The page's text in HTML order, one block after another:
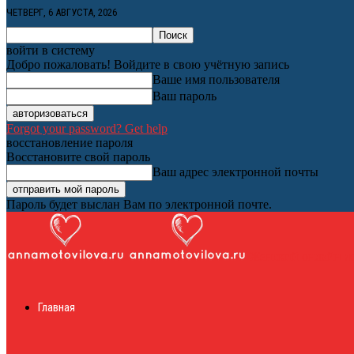
ЧЕТВЕРГ, 6 АВГУСТА, 2026
войти в систему
Добро пожаловать! Войдите в свою учётную запись
Ваше имя пользователя
Ваш пароль
Forgot your password? Get help
восстановление пароля
Восстановите свой пароль
Ваш адрес электронной почты
Пароль будет выслан Вам по электронной почте.
Главная